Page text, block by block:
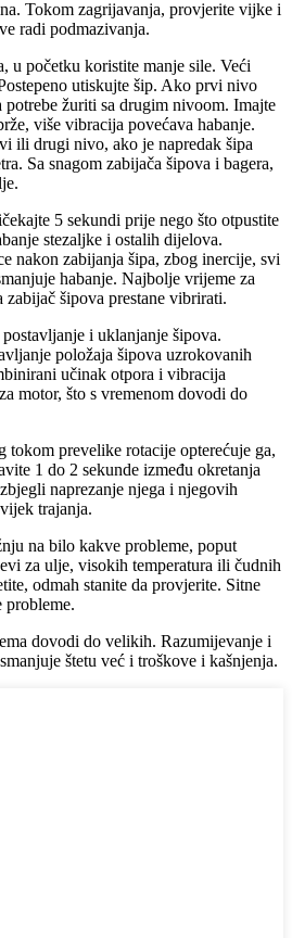
Tokom zagrijavanja, provjerite vijke i
radi podmazivanja.
u početku koristite manje sile. Veći
utiskujte šip. Ako prvi nivo
žuriti sa drugim nivoom. Imajte
više vibracija povećava habanje.
ili drugi nivo, ako je napredak šipa
Sa snagom zabijača šipova i bagera,
5 sekundi prije nego što otpustite
stezaljke i ostalih dijelova.
nakon zabijanja šipa, zbog inercije, svi
habanje. Najbolje vrijeme za
zabijač šipova prestane vibrirati.
i uklanjanje šipova.
položaja šipova uzrokovanih
učinak otpora i vibracija
motor, što s vremenom dovodi do
tokom prevelike rotacije opterećuje ga,
1 do 2 sekunde između okretanja
naprezanje njega i njegovih
trajanja.
na bilo kakve probleme, poput
za ulje, visokih temperatura ili čudnih
odmah stanite da provjerite. Sitne
probleme.
dovodi do velikih. Razumijevanje i
štetu već i troškove i kašnjenja.